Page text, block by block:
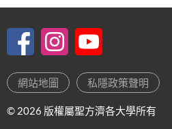
網站地圖 私隱政策聲明
© 2026 版權屬聖方濟各大學所有